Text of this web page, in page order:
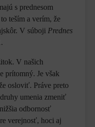
s prednesom
teším a verím, že
V súboji Prednes
V našich
prítomný. Je však
osloviť. Práve preto
umenia zmeniť
odbornosť
verejnosť, hoci aj